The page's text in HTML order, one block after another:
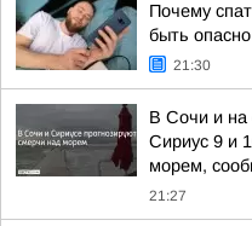
Почему
быть
21:30
В Сочи и на
Сириус 9 и
морем,
21:27